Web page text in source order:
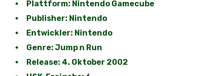
Plattform: Nintendo Gamecube
Publisher: Nintendo
Entwickler: Nintendo
Genre: Jump n Run
Release: 4. Oktober 2002